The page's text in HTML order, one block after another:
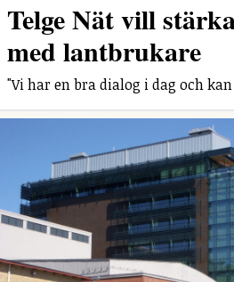
Telge Nät vill
med lantbrukare
"Vi har en bra dialog i dag och